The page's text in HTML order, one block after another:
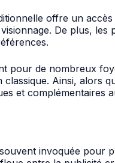
offre un accès
De plus, les
pour de nombreux
Ainsi, alors
et complémentaires
invoquée pour